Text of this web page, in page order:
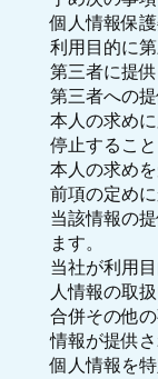
個人情報保
利用目的に
第三者に提
第三者への
本人の求め
停止すること
本人の求め
前項の定め
当該情報の
ます。
当社が利用
人情報の取
合併その他
情報が提供
個人情報を